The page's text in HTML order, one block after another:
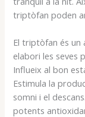
triptòfan poden
El triptòfan és un
elabori les seves
Influeix al bon
Estimula la
somni i el
potents